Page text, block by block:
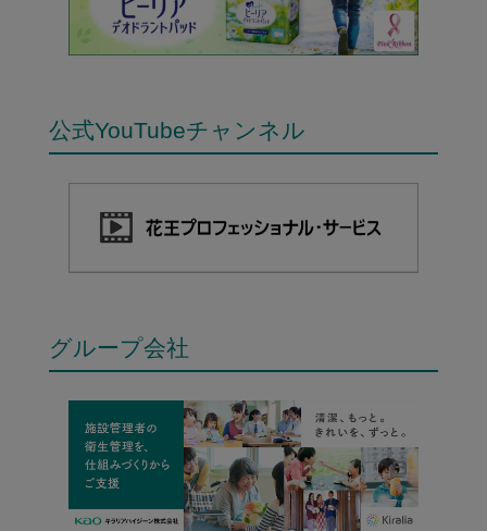
公式YouTubeチャンネル
グループ会社